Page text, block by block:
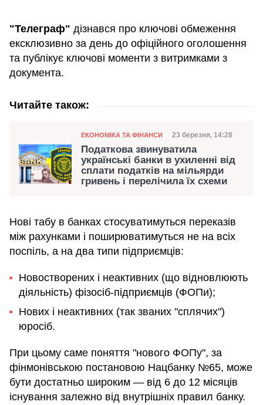
"Телеграф" дізнався про ключові обмеження
ексклюзивно за день до офіційного оголошення
та публікує ключові моменти з витримками з
документа.
Читайте також:
Категорія
ЕКОНОМІКА ТА ФІНАНСИ Дата публікації
23 березня, 14:28
Податкова звинуватила
українські банки в ухиленні від
сплати податків на мільярди
гривень і перелічила їх схеми
Нові табу в банках стосуватимуться переказів
між рахунками і поширюватимуться не на всіх
поспіль, а на два типи підприємців:
Новостворених і неактивних (що відновлюють
діяльність) фізосіб-підприємців (ФОПи);
Нових і неактивних (так званих "сплячих")
юросіб.
При цьому саме поняття "нового ФОПу", за
фінмонівською постановою Нацбанку №65, може
бути достатньо широким — від 6 до 12 місяців
існування залежно від внутрішніх правил банку.